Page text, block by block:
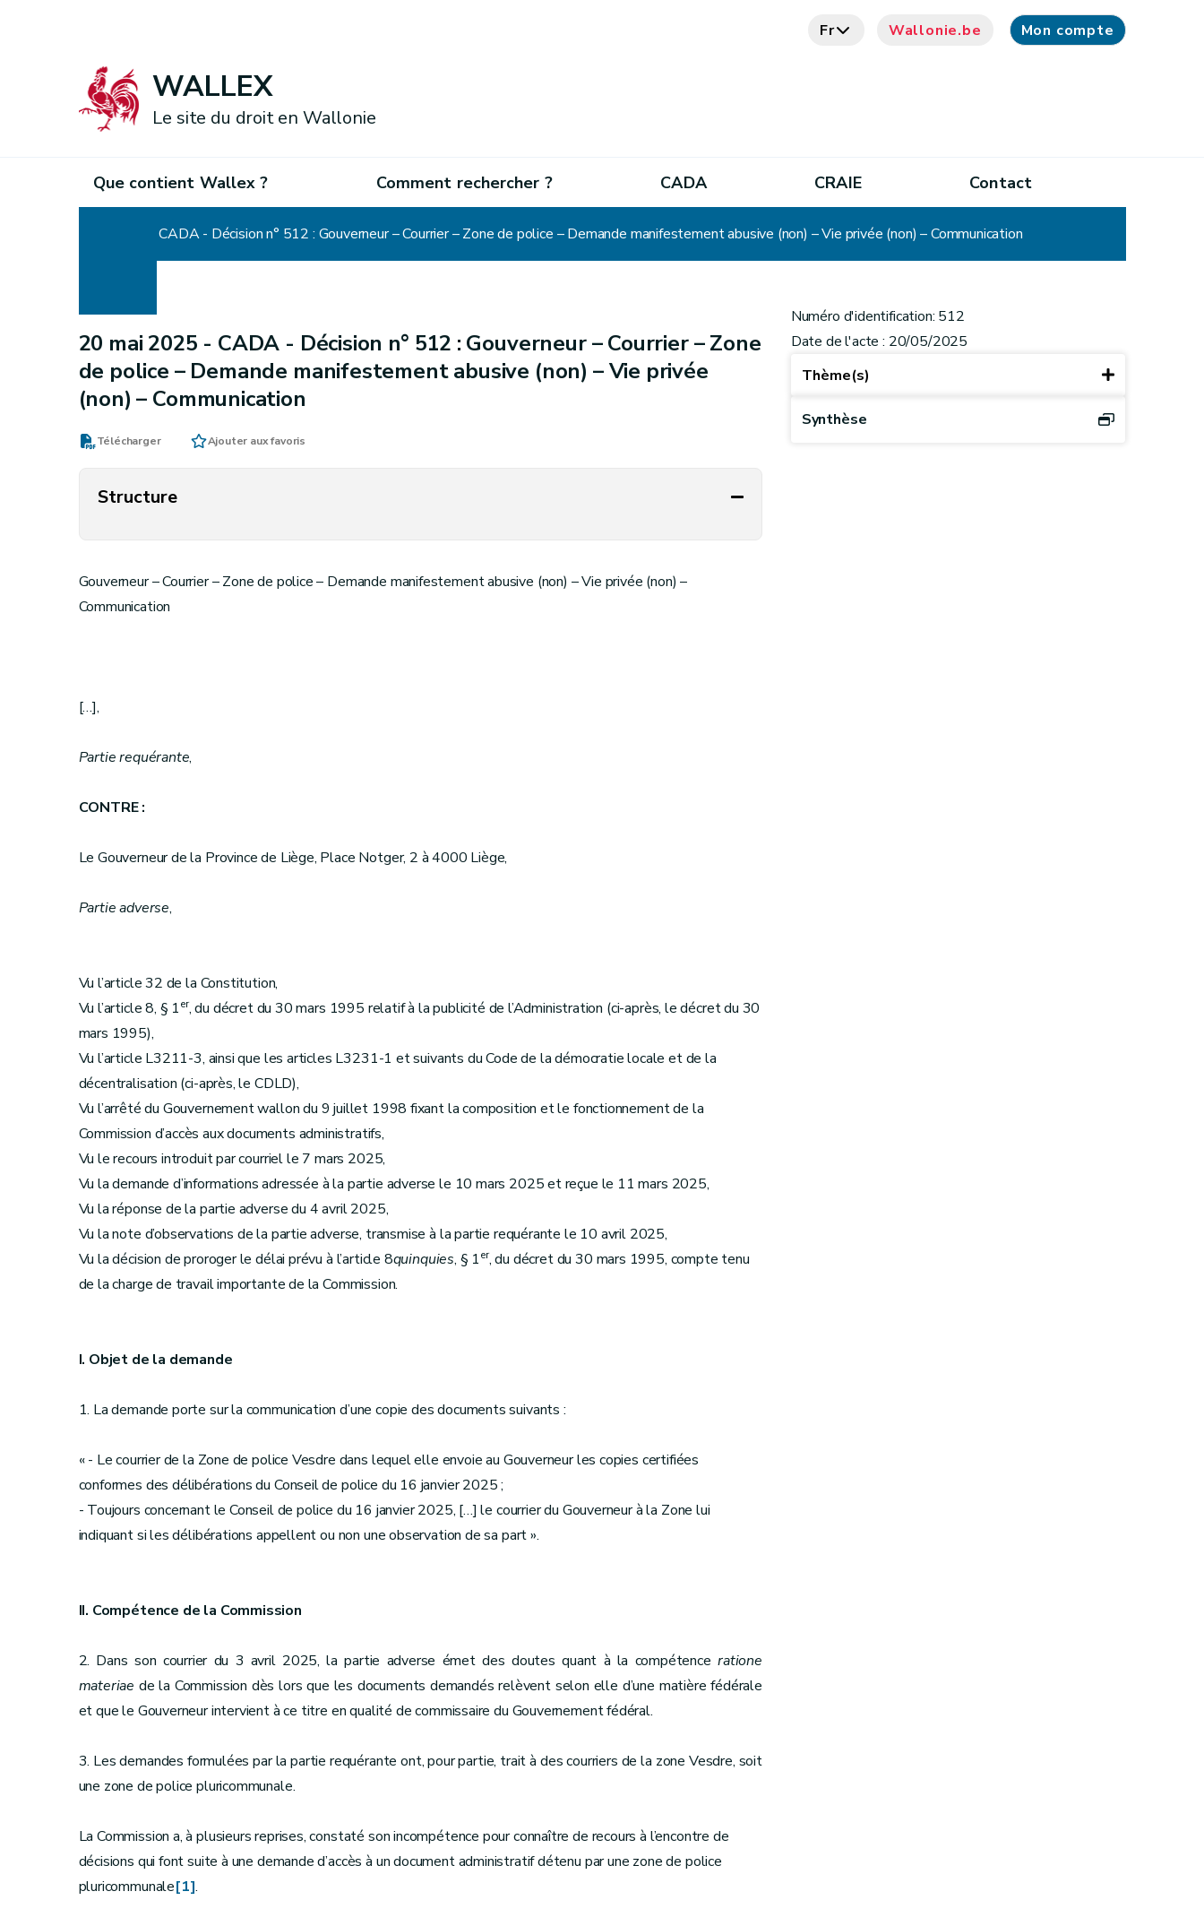
Fr Wallonie.be Mon compte
WALLEX
Le site du droit en Wallonie
Que contient Wallex ? Comment rechercher ? CADA CRAIE Contact
CADA - Décision n° 512 : Gouverneur – Courrier – Zone de police – Demande manifestement abusive (non) – Vie privée (non) – Communication
20 mai 2025 - CADA - Décision n° 512 : Gouverneur – Courrier – Zone
de police – Demande manifestement abusive (non) – Vie privée
(non) – Communication
Télécharger Ajouter aux favoris
Structure
Gouverneur – Courrier – Zone de police – Demande manifestement abusive (non) – Vie privée (non) –
Communication
[…],
Partie requérante,
CONTRE :
Le Gouverneur de la Province de Liège, Place Notger, 2 à 4000 Liège,
Partie adverse,
Vu l’article 32 de la Constitution,
Vu l’article 8, § 1er, du décret du 30 mars 1995 relatif à la publicité de l’Administration (ci-après, le décret du 30
mars 1995),
Vu l’article L3211-3, ainsi que les articles L3231-1 et suivants du Code de la démocratie locale et de la
décentralisation (ci-après, le CDLD),
Vu l’arrêté du Gouvernement wallon du 9 juillet 1998 fixant la composition et le fonctionnement de la
Commission d’accès aux documents administratifs,
Vu le recours introduit par courriel le 7 mars 2025,
Vu la demande d’informations adressée à la partie adverse le 10 mars 2025 et reçue le 11 mars 2025,
Vu la réponse de la partie adverse du 4 avril 2025,
Vu la note d’observations de la partie adverse, transmise à la partie requérante le 10 avril 2025,
Vu la décision de proroger le délai prévu à l’article 8quinquies, § 1er, du décret du 30 mars 1995, compte tenu
de la charge de travail importante de la Commission.
I. Objet de la demande
1. La demande porte sur la communication d’une copie des documents suivants :
« - Le courrier de la Zone de police Vesdre dans lequel elle envoie au Gouverneur les copies certifiées
conformes des délibérations du Conseil de police du 16 janvier 2025 ;
- Toujours concernant le Conseil de police du 16 janvier 2025, […] le courrier du Gouverneur à la Zone lui
indiquant si les délibérations appellent ou non une observation de sa part ».
II. Compétence de la Commission
2. Dans son courrier du 3 avril 2025, la partie adverse émet des doutes quant à la compétenceratione
materiae de la Commission dès lors que les documents demandés relèvent selon elle d’une matière fédérale
et que le Gouverneur intervient à ce titre en qualité de commissaire du Gouvernement fédéral.
3. Les demandes formulées par la partie requérante ont, pour partie, trait à des courriers de la zone Vesdre, soit
une zone de police pluricommunale.
La Commission a, à plusieurs reprises, constaté son incompétence pour connaître de recours à l’encontre de
décisions qui font suite à une demande d’accès à un document administratif détenu par une zone de police
pluricommunale[1].
Numéro d'identification: 512
Date de l'acte : 20/05/2025
Thème(s)
Synthèse